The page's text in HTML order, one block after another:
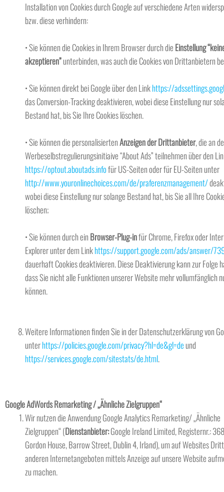
Installation von Cookies durch Google auf verschiedene Arten
bzw. diese verhindern:
• Sie können die Cookies in Ihrem Browser durch die Einstellung
akzeptieren”unterbinden, was auch die Cookies von Drittanbietern
• Sie können direkt bei Google über den Linkhttps://
das Conversion-Tracking deaktivieren, wobei diese Einstellung nur
Bestand hat, bis Sie Ihre Cookies löschen.
• Sie können die personalisiertenAnzeigen der Drittanbieter, die an
Werbeselbstregulierungsinitiaive “About Ads” teilnehmen über den
https://optout.aboutads.infofür US-Seiten oder für EU-Seiten unter
http://www.youronlinechoices.com/de/praferenzmanagement/
wobei diese Einstellung nur solange Bestand hat, bis Sie all Ihre
löschen;
• Sie können durch ein Browser-Plug-infür Chrome, Firefox oder
Explorer unter dem Linkhttps://support.google.com/ads/answer/
dauerhaft Cookies deaktivieren. Diese Deaktivierung kann zur Folge
dass Sie nicht alle Funktionen unserer Website mehr vollumfänglich
können.
Weitere Informationen finden Sie in der Datenschutzerklärung von
unterhttps://policies.google.com/privacy?hl=de&gl=de und
https://services.google.com/sitestats/de.html.
Google AdWords Remarketing / „Ähnliche Zielgruppen“
Wir nutzen die Anwendung Google Analytics Remarketing/ „Ähnliche
Zielgruppen“ (Dienstanbieter:Google Ireland Limited, Registernr.:
Gordon House, Barrow Street, Dublin 4, Irland), um auf Websites
anderen Internetangeboten mittels Anzeige auf unsere Website
zu machen.